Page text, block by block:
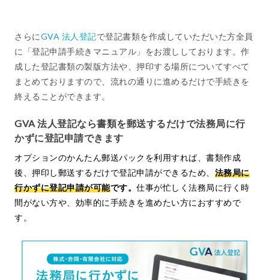
さらにGVA 法人登記で登記書類を作成していただいた方全員
に「登記申請手続きマニュアル」をお渡ししております。作
成した登記書類の製版方法や、押印する場所についてすべて
まとめておりますので、流れの通りに進めるだけで手続きを
終えることができます。
GVA 法人登記なら書類を郵送するだけで法務局に行
かずに登記申請できます
オプションのかんたん郵送パックを利用すれば、書類作成
後、押印し郵送するだけで登記申請ができるため、 法務局に
行かずに登記申請が可能です。 仕事が忙しく法務局に行く時
間がない方や、効率的に手続きを進めたい方におすすめで
す。